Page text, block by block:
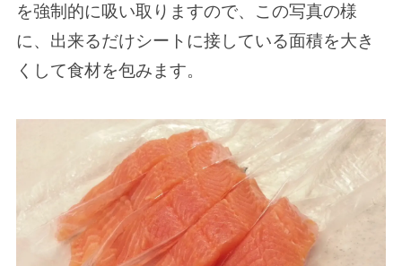
を強制的に吸い取りますので、この写真の様
に、出来るだけシートに接している面積を大き
くして食材を包みます。